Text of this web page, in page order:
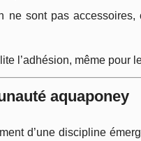
ne sont pas
l’adhésion, même pour
aquaponey
d’une discipline